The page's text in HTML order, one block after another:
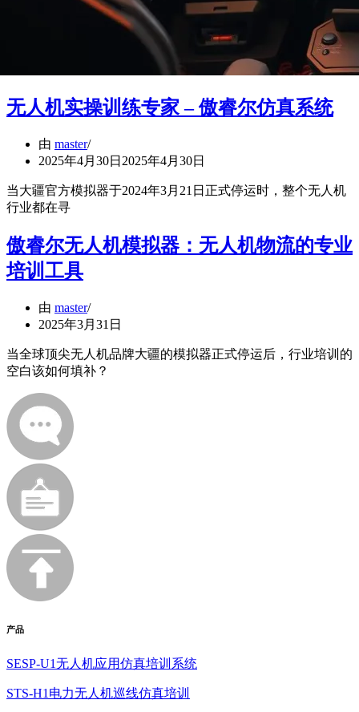
无人机实操训练专家 – 傲睿尔仿真系统
由 master
2025年4月30日 2025年4月30日
当大疆官方模拟器于2024年3月21日正式停运时，整个无人机
行业都在寻
傲睿尔无人机模拟器：无人机物流的专业
培训工具
由 master
2025年3月31日
当全球顶尖无人机品牌大疆的模拟器正式停运后，行业培训的
空白该如何填补？
产品
SESP-U1无人机应用仿真培训系统
STS-H1电力无人机巡线仿真培训